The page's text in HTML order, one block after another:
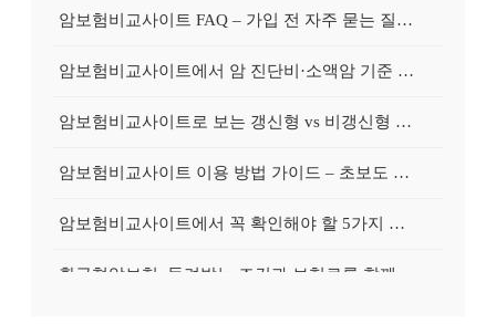
암보험비교사이트 FAQ – 가입 전 자주 묻는 질문 정리
암보험비교사이트에서 암 진단비·소액암 기준 제대로 비교하기
암보험비교사이트로 보는 갱신형 vs 비갱신형 암보험 차이
암보험비교사이트 이용 방법 가이드 – 초보도 쉽게 비교하는 순서
암보험비교사이트에서 꼭 확인해야 할 5가지 비교 포인트